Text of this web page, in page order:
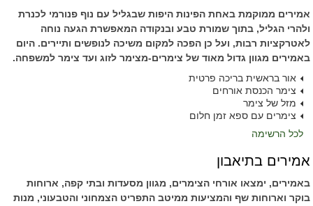
אמירים ממוקמת באחת הפינות היפות שבגליל עם נוף פנורמי לכנרת
ולהרי הגליל, בתוך שמורת טבע ובנקודה המאפשרת הגעה נוחה
לאטרקציות רבות, ועל כן הפכה למקום משיכה לנופשים ותיירים. היום
באמירים מגוון גדול מאוד של צימרים-מצימר לזוג ועד צימר למשפחה.
אור בראשית בריכה פרטית
צימר הכנסת אורחים
מזל של צימר
צימרים עם ספא זמן חלום
לכל הרשימה
אמירים בתיאבון
באמירים, ימצאו אורחי הצימרים, מגוון מסעדות ובתי קפה, ארוחות
בוקר וארוחות שף והמציעות ממיטב התפריט הצמחוני והטבעוני, מנות